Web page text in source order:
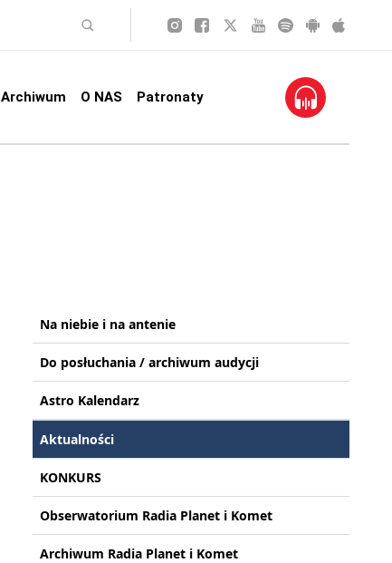
Archiwum O NAS Patronaty
Na niebie i na antenie
Do posłuchania / archiwum audycji
Astro Kalendarz
Aktualności
KONKURS
Obserwatorium Radia Planet i Komet
Archiwum Radia Planet i Komet